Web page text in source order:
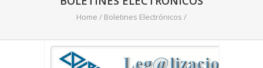
Home / Boletines Electrónicos /